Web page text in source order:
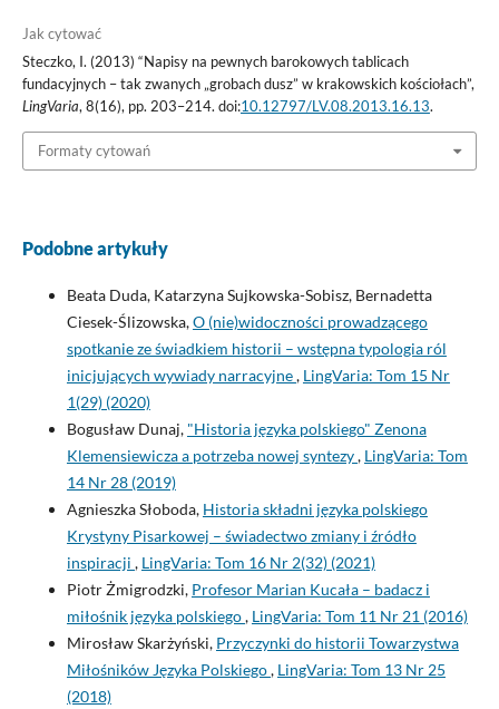
Jak cytować
Steczko, I. (2013) “Napisy na pewnych barokowych tablicach
fundacyjnych – tak zwanych „grobach dusz” w krakowskich kościołach”,
LingVaria, 8(16), pp. 203–214. doi:10.12797/LV.08.2013.16.13.
Formaty cytowań
Podobne artykuły
Beata Duda, Katarzyna Sujkowska-Sobisz, Bernadetta
Ciesek-Ślizowska,O (nie)widoczności prowadzącego
spotkanie ze świadkiem historii – wstępna typologia ról
inicjujących wywiady narracyjne, LingVaria: Tom 15 Nr
1(29) (2020)
Bogusław Dunaj, "Historia języka polskiego" Zenona
Klemensiewicza a potrzeba nowej syntezy, LingVaria: Tom
14 Nr 28 (2019)
Agnieszka Słoboda, Historia składni języka polskiego
Krystyny Pisarkowej – świadectwo zmiany i źródło
inspiracji , LingVaria: Tom 16 Nr 2(32) (2021)
Piotr Żmigrodzki, Profesor Marian Kucała – badacz i
miłośnik języka polskiego, LingVaria: Tom 11 Nr 21 (2016)
Mirosław Skarżyński, Przyczynki do historii Towarzystwa
Miłośników Języka Polskiego, LingVaria: Tom 13 Nr 25
(2018)